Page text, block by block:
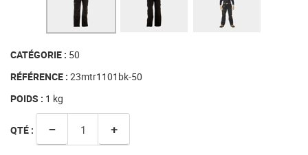
CATÉGORIE : 50
RÉFÉRENCE : 23mtr1101bk-50
POIDS : 1 kg
QTÉ : − +